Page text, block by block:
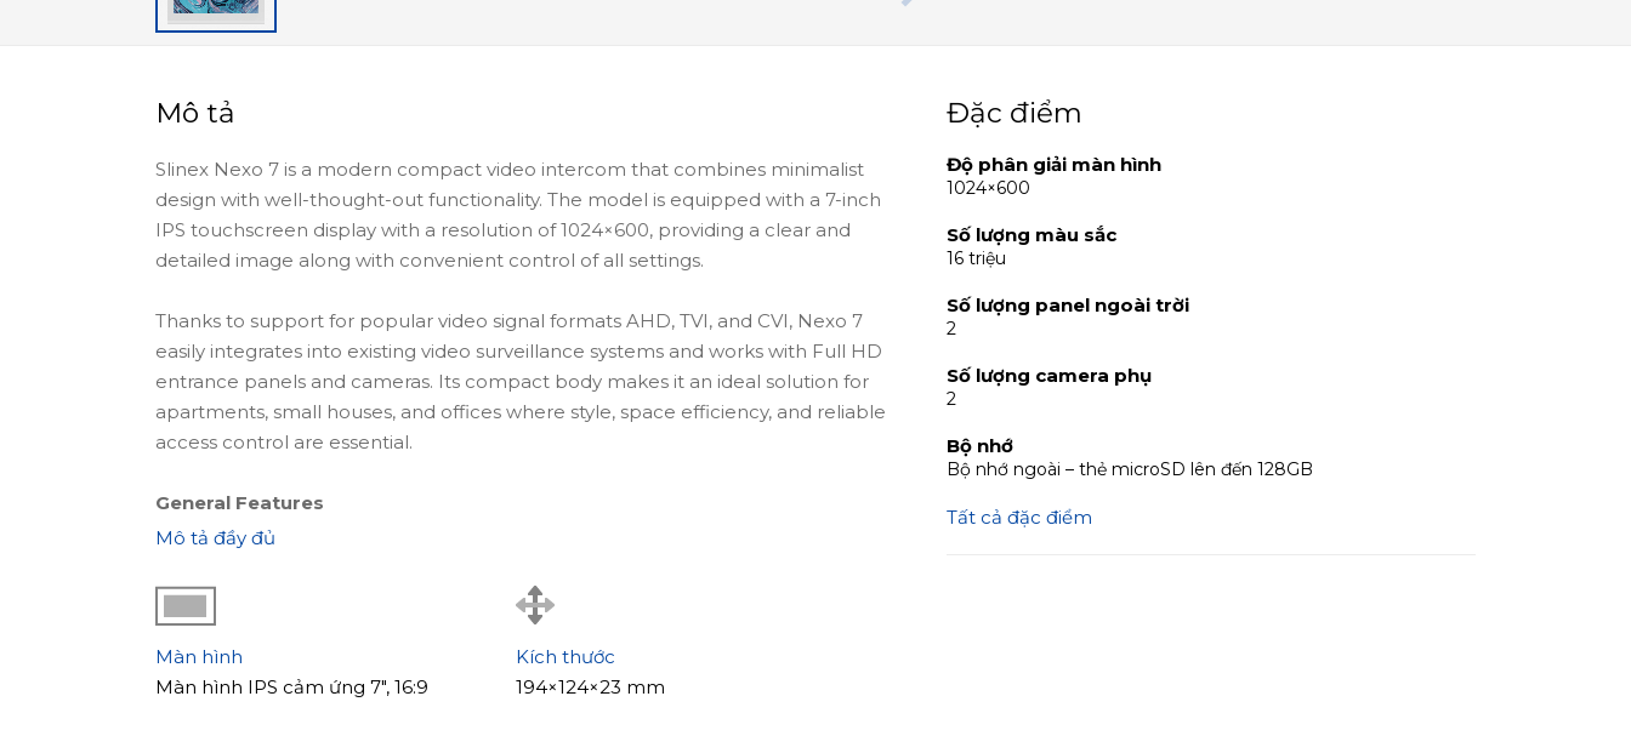
Mô tả
Slinex Nexo 7 is a modern compact video intercom that combines minimalist
design with well-thought-out functionality. The model is equipped with a 7-inch
IPS touchscreen display with a resolution of 1024×600, providing a clear and
detailed image along with convenient control of all settings.
Thanks to support for popular video signal formats AHD, TVI, and CVI, Nexo 7
easily integrates into existing video surveillance systems and works with Full HD
entrance panels and cameras. Its compact body makes it an ideal solution for
apartments, small houses, and offices where style, space efficiency, and reliable
access control are essential.
General Features
Slinex Nexo 7 features a clean modern design that fits seamlessly into any interior.
while the updated interface makes control simple and convenient.
The model supports connection of up to 2 entrance panels and 2 cameras, which
is especially useful for houses and offices with multiple entry points. Photo and
video recording is stored on a microSD card up to 128 GB. Software-based motion
Mô tả đầy đủ
Màn hình
Màn hình IPS cảm ứng 7", 16:9
Kích thước
194×124×23 mm
Đặc điểm
Độ phân giải màn hình
1024×600
Số lượng màu sắc
16 triệu
Số lượng panel ngoài trời
2
Số lượng camera phụ
2
Bộ nhớ
Bộ nhớ ngoài – thẻ microSD lên đến 128GB
Tất cả đặc điểm